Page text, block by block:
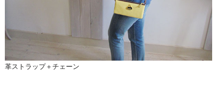
革ストラップ＋チェーン